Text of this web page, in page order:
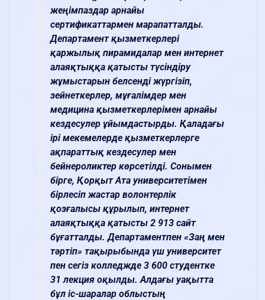
жеңімпаздар арнайы
сертификаттармен марапатталды.
Департамент қызметкерлері
қаржылық пирамидалар мен интернет
алаяқтыққа қатысты түсіндіру
жұмыстарын белсенді жүргізіп,
зейнеткерлер, мұғалімдер мен
медицина қызметкерлерімен арнайы
кездесулер ұйымдастырды. Қаладағы
ірі мекемелерде қызметкерлерге
ақпараттық кездесулер мен
бейнероликтер көрсетілді. Сонымен
бірге, Қорқыт Ата университетімен
бірлесіп жастар волонтерлік
қозғалысы құрылып, интернет
алаяқтыққа қатысты 2 913 сайт
бұғатталды. Департаментпен «Заң мен
тәртіп» тақырыбында үш университет
пен сегіз колледжде 3 600 студентке
31 лекция оқылды. Алдағы уақытта
бұл іс-шаралар облыстың